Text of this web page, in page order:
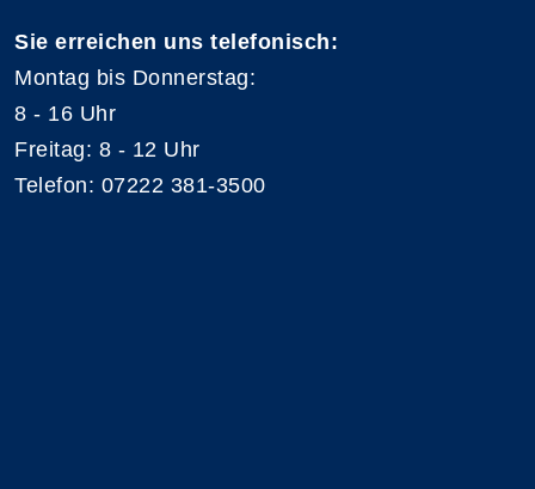
Sie erreichen uns telefonisch:
Montag bis Donnerstag:
8 - 16 Uhr
Freitag: 8 - 12 Uhr
Telefon: 07222 381-3500